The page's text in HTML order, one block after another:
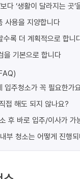
보다 ‘생활이 달라지는 곳
사용을 지양합니다
수록 더 계획적으로 합니
을 기본으로 합니다
입주청소가 꼭 필요한가
접 해도 되지 않나요?
후 바로 입주/이사가 가
부 청소는 어떻게 진행